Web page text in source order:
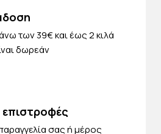
των 39€ και έως 2 κιλά
δωρεάν
επιστροφές
σας ή μέρος